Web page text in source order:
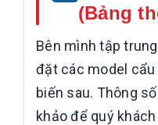
(Bảng
Bên mình tập
đặt các model cẩu
biến sau. Thông
khảo để quý